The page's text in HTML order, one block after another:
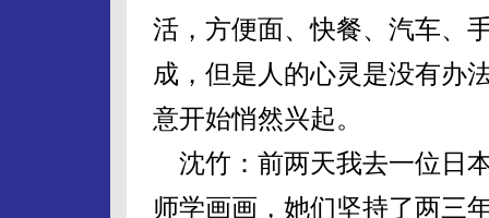
活，方便面、快餐、汽车、
成，但是人的心灵是没有办
意开始悄然兴起。
沈竹：前两天我去一位日
师学画画，她们坚持了两三